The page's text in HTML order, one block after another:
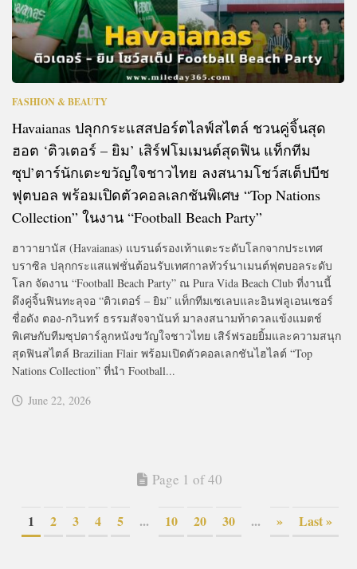
FASHION & BEAUTY
Havaianas ปลุกกระแสสปอร์ตไลฟ์สไตล์ ชวนคู่จิ้นสุด
ฮอต ‘ติวเตอร์ – ยิม’ เสิร์ฟโมเมนต์สุดฟิน แท็กทีม
ซุป’ตาร์นักเตะขวัญใจชาวไทย ลงสนามโชว์สเต็ปบีช
ฟุตบอล พร้อมเปิดตัวคอลเลกชันพิเศษ “Top Nations
Collection” ในงาน “Football Beach Party”
ฮาวายานัส (Havaianas) แบรนด์รองเท้าแตะระดับโลกจากประเทศ
บราซิล ปลุกกระแสแฟชั่นต้อนรับเทศกาลทัวร์นาเมนต์ฟุตบอลระดับ
โลก จัดงาน “Football Beach Party” ณ Pura Vida Beach Club ที่งานนี้
ดึงคู่จิ้นฟินทะลุจอ “ติวเตอร์ – ยิม” แท็กทีมเซเลบและอินฟลูเอนเซอร์
ชื่อดัง ตอง-กวินทร์ ธรรมสัจจานันท์ มาลงสนามท้าดวลแข้งแมตช์
พิเศษกับทีมซุปตาร์ลูกหนังขวัญใจชาวไทย เสิร์ฟรอยยิ้มและความสนุก
สุดฟินสไตล์ Brazilian Flair พร้อมเปิดตัวคอลเลกชันไฮไลต์ “Top
Nations Collection” ที่นำ Football...
June 22, 2026
Page 1 of 40
1 2 3 4 5 ... 10 20 30 ... » Last »